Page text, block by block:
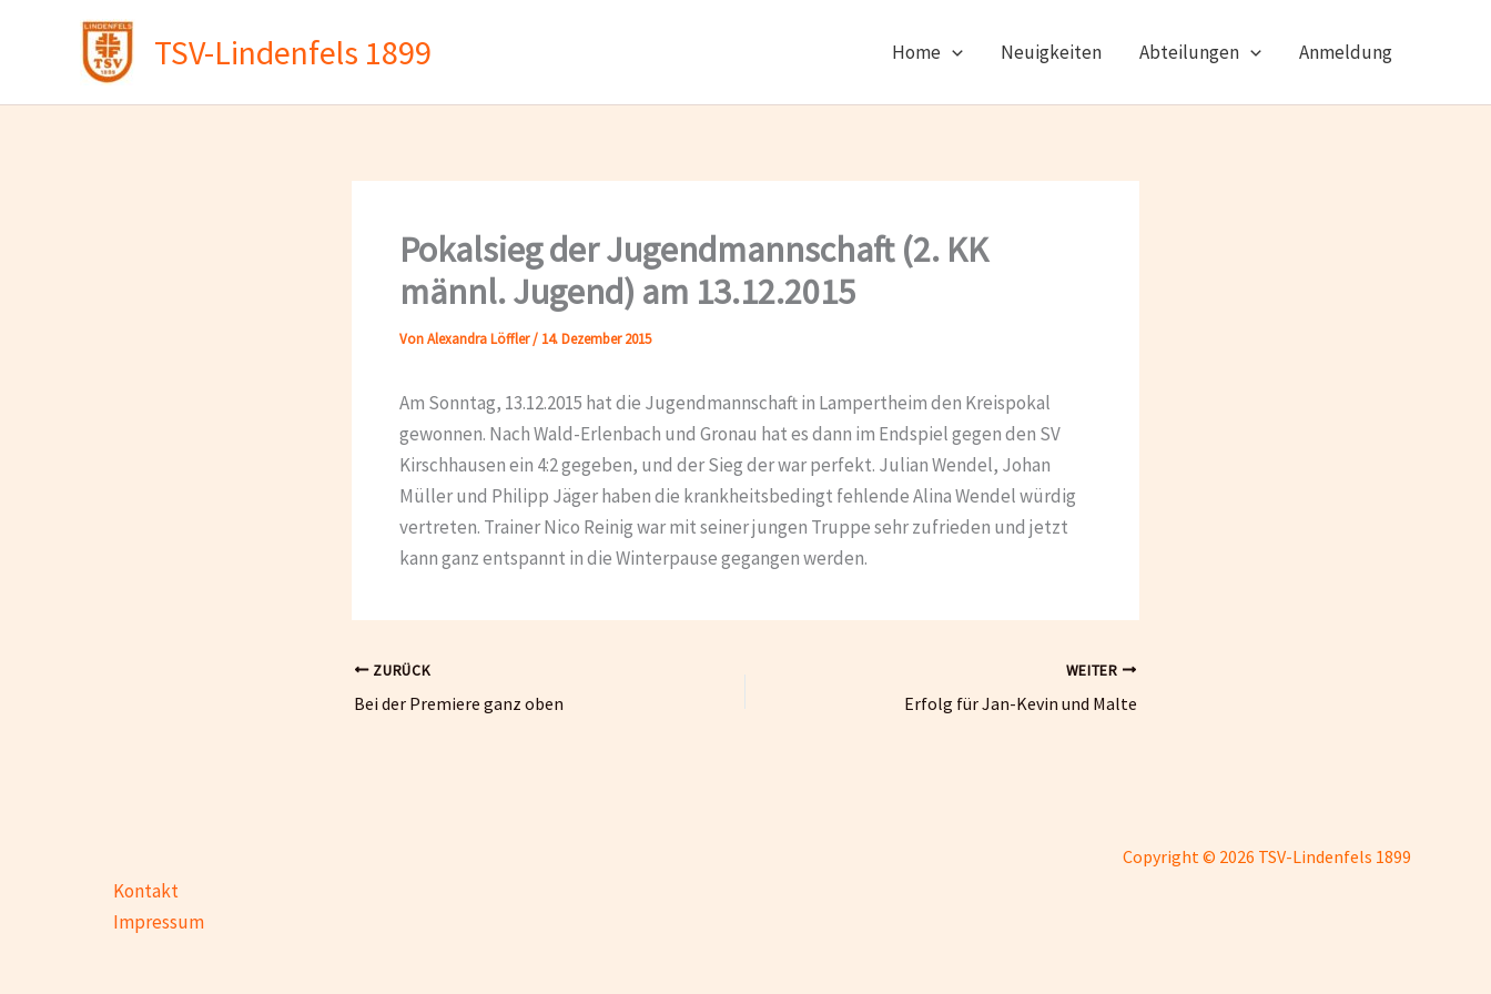
TSV-Lindenfels 1899 Home Neuigkeiten Abteilungen Anmeldung
Pokalsieg der Jugendmannschaft (2. KK
männl. Jugend) am 13.12.2015
VonAlexandra Löffler/ 14. Dezember 2015
Am Sonntag, 13.12.2015 hat die Jugendmannschaft in Lampertheim den Kreispokal
gewonnen. Nach Wald-Erlenbach und Gronau hat es dann im Endspiel gegen den SV
Kirschhausen ein 4:2 gegeben, und der Sieg der war perfekt. Julian Wendel, Johan
Müller und Philipp Jäger haben die krankheitsbedingt fehlende Alina Wendel würdig
vertreten. Trainer Nico Reinig war mit seiner jungen Truppe sehr zufrieden und jetzt
kann ganz entspannt in die Winterpause gegangen werden.
ZURÜCK
Bei der Premiere ganz oben
WEITER
Erfolg für Jan-Kevin und Malte
Kontakt
Impressum
Copyright © 2026 TSV-Lindenfels 1899